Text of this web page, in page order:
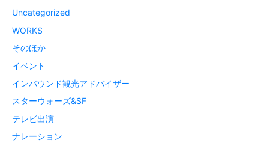
Uncategorized
WORKS
そのほか
イベント
インバウンド観光アドバイザー
スターウォーズ&SF
テレビ出演
ナレーション